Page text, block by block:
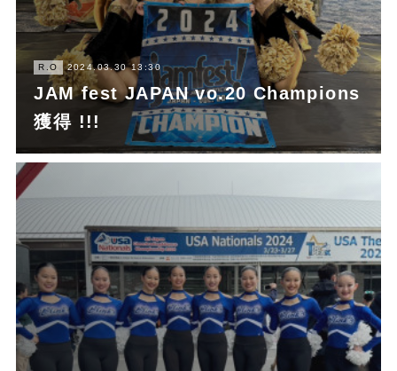
R.O 2024.03.30 13:30
JAM fest JAPAN vo.20 Champions
獲得 !!!